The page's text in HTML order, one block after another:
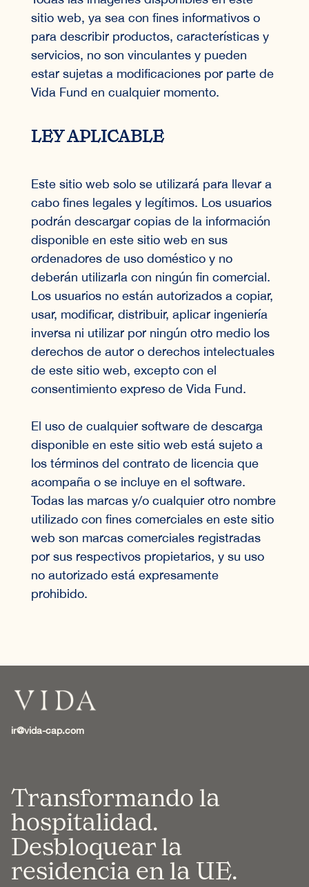
sitio web, ya sea con fines informativos o
para describir productos, características y
servicios, no son vinculantes y pueden
estar sujetas a modificaciones por parte de
Vida Fund en cualquier momento.
LEY APLICABLE
Este sitio web solo se utilizará para llevar a
cabo fines legales y legítimos. Los usuarios
podrán descargar copias de la información
disponible en este sitio web en sus
ordenadores de uso doméstico y no
deberán utilizarla con ningún fin comercial.
Los usuarios no están autorizados a copiar,
usar, modificar, distribuir, aplicar ingeniería
inversa ni utilizar por ningún otro medio los
derechos de autor o derechos intelectuales
de este sitio web, excepto con el
consentimiento expreso de Vida Fund.
El uso de cualquier software de descarga
disponible en este sitio web está sujeto a
los términos del contrato de licencia que
acompaña o se incluye en el software.
Todas las marcas y/o cualquier otro nombre
utilizado con fines comerciales en este sitio
web son marcas comerciales registradas
por sus respectivos propietarios, y su uso
no autorizado está expresamente
prohibido.
ir@vida-cap.com
Transformando la
hospitalidad.
Desbloquear la
residencia en la UE.